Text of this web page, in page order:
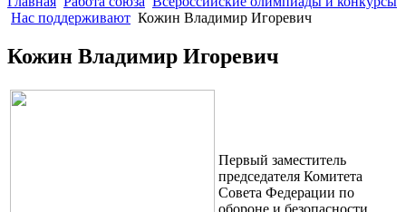
Нас поддерживают Кожин Владимир Игоревич
Кожин Владимир Игоревич
Первый заместитель
председателя Комитета
Совета Федерации по
обороне и безопасности